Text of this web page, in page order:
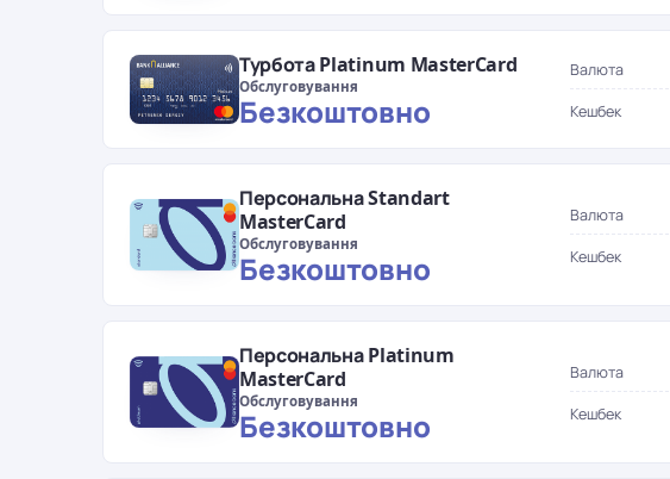
Турбота Platinum MasterCard
Обслуговування
Безкоштовно
Валюта
Кешбек
Персональна Standart
MasterCard
Обслуговування
Безкоштовно
Валюта
Кешбек
Персональна Platinum
MasterCard
Обслуговування
Безкоштовно
Валюта
Кешбек